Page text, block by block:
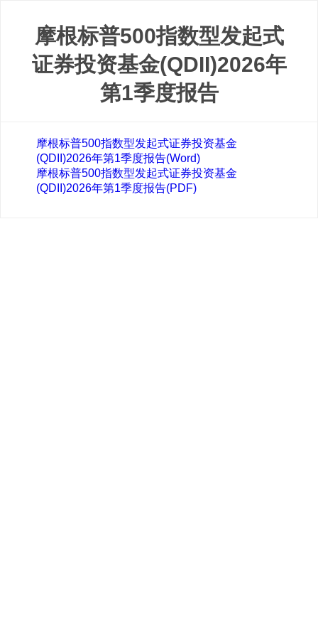
摩根标普500指数型发起式
证券投资基金(QDII)2026年
第1季度报告
摩根标普500指数型发起式证券投资基金
(QDII)2026年第1季度报告(Word)
摩根标普500指数型发起式证券投资基金
(QDII)2026年第1季度报告(PDF)